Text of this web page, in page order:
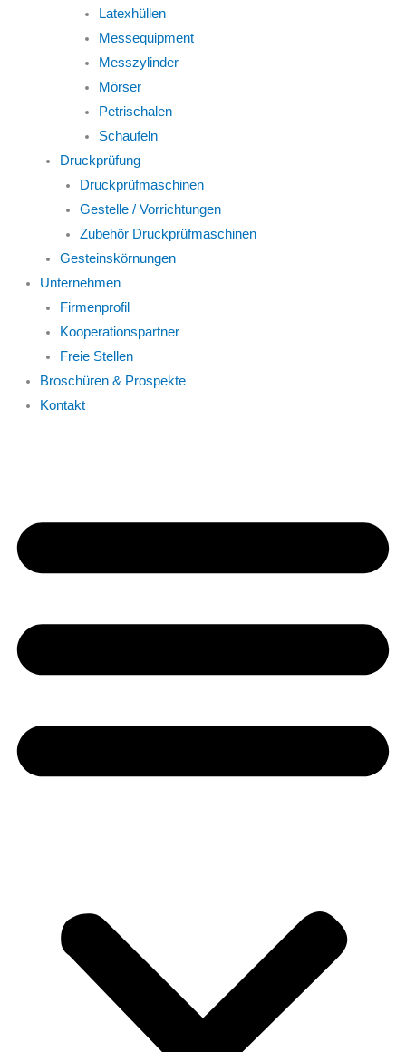
Latexhüllen
Messequipment
Messzylinder
Mörser
Petrischalen
Schaufeln
Druckprüfung
Druckprüfmaschinen
Gestelle / Vorrichtungen
Zubehör Druckprüfmaschinen
Gesteinskörnungen
Unternehmen
Firmenprofil
Kooperationspartner
Freie Stellen
Broschüren & Prospekte
Kontakt